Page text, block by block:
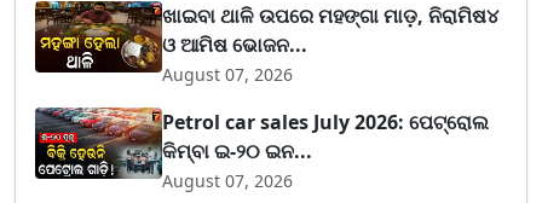
ଖାଇବା ଥାଳି ଉପରେ ମହଙ୍ଗା ମାଡ଼, ନିରାମିଷ୪
ଓ ଆମିଷ ଭୋଜନ...
August 07, 2026
Petrol car sales July 2026: ପେଟ୍ରୋଲ
କିମ୍ବା ଇ-୨୦ ଇନ...
August 07, 2026